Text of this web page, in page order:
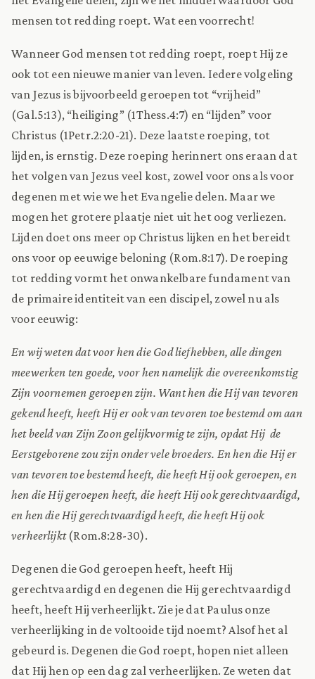
mensen tot redding roept. Wat een voorrecht!
Wanneer God mensen tot redding roept, roept Hij ze
ook tot een nieuwe manier van leven. Iedere volgeling
van Jezus is bijvoorbeeld geroepen tot “vrijheid”
(Gal.5:13), “heiliging” (1Thess.4:7) en “lijden” voor
Christus (1Petr.2:20-21). Deze laatste roeping, tot
lijden, is ernstig. Deze roeping herinnert ons eraan dat
het volgen van Jezus veel kost, zowel voor ons als voor
degenen met wie we het Evangelie delen. Maar we
mogen het grotere plaatje niet uit het oog verliezen.
Lijden doet ons meer op Christus lijken en het bereidt
ons voor op eeuwige beloning (Rom.8:17). De roeping
tot redding vormt het onwankelbare fundament van
de primaire identiteit van een discipel, zowel nu als
voor eeuwig:
En wij weten dat voor hen die God liefhebben, alle dingen
meewerken ten goede, voor hen namelijk die overeenkomstig
Zijn voornemen geroepen zijn. Want hen die Hij van tevoren
gekend heeft, heeft Hij er ook van tevoren toe bestemd om aan
het beeld van Zijn Zoon gelijkvormig te zijn, opdat Hij de
Eerstgeborene zou zijn onder vele broeders. En hen die Hij er
van tevoren toe bestemd heeft, die heeft Hij ook geroepen, en
hen die Hij geroepen heeft, die heeft Hij ook gerechtvaardigd,
en hen die Hij gerechtvaardigd heeft, die heeft Hij ook
verheerlijkt(Rom.8:28-30).
Degenen die God geroepen heeft, heeft Hij
gerechtvaardigd en degenen die Hij gerechtvaardigd
heeft, heeft Hij verheerlijkt. Zie je dat Paulus onze
verheerlijking in de voltooide tijd noemt? Alsof het al
gebeurd is. Degenen die God roept, hopen niet alleen
dat Hij hen op een dag zal verheerlijken. Ze weten dat